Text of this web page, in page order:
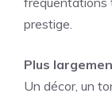
prestige.
Plus
Un décor, un